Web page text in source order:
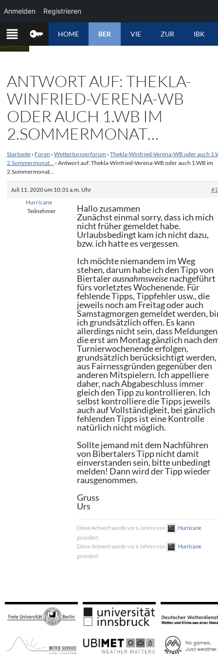
ZUM
INHALT
SPRINGEN
HOME BER VIE ZUR IBK
ANTWORT AUF: THEKLA-
WINFRIED-VERENA-WB
ODER AUCH 1.WB IM
2.SOMMERMONAT…
Startseite › Foren › Wetterturnierforum › Thekla-Winfried-Verena-WB oder auch
2.Sommermonat… › Antwort auf: Thekla-Winfried-Verena-WB oder auch 1.WB im
2.Sommermonat…
Juli 11, 2020 um 10:31 a.m. Uhr
Hurricane
Teilnehmer
Hallo zusammen
Zunächst einmal sorry, dass ich mich
nicht früher gemeldet habe.
Urlaubsbedingt kam ich nicht dazu,
bzw. ich hatte es vergessen.
Ich möchte niemandem im Weg
stehen, darum habe ich den Tipp von
Biertalerausnahmsweisenachgeführt
fürs vorletztes Wochenende. Für
fehlende Tipps, Tippfehler usw., die
jeweils noch am Freitag oder auch
Samstagmorgen gemeldet werden,
ich grundsätzlich offen. Es kann
allerdings nicht sein, dass
die erst am Montag gänzlich nach
Turnierwochenende erfolgen,
grundsätzlich berücksichtigt werden,
aus Fairnessgründen gegenüber den
anderen Mitspielern. Ich appelliere
daher, nach Abgabeschluss immer
gleich den Tipp zu kontrollieren. Ich
selbst kontrolliere die Tipps jeweils
auch auf Vollständigkeit, bei gänzlich
fehlenden Tipps ist eine Kontrolle
natürlich nicht möglich.
Sollte jemand mit dem Nachführen
von Bibertalers Tipp nicht damit
einverstanden sein, bitte unbedingt
melden! Dann wird der Tipp wieder
rausgenommen.
Gruss
Urs
Diese Antwort wurde vor 6 Jahren von
Hurricane
geändert.
Diese Antwort wurde vor 6 Jahren von
Hurricane
geändert.
Anmelden Registrieren